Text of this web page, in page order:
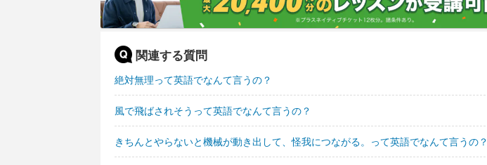
関連する質問
絶対無理って英語でなんて言うの？
風で飛ばされそうって英語でなんて言うの？
きちんとやらないと機械が動き出して、怪我につながる。って英語でなんて言うの？